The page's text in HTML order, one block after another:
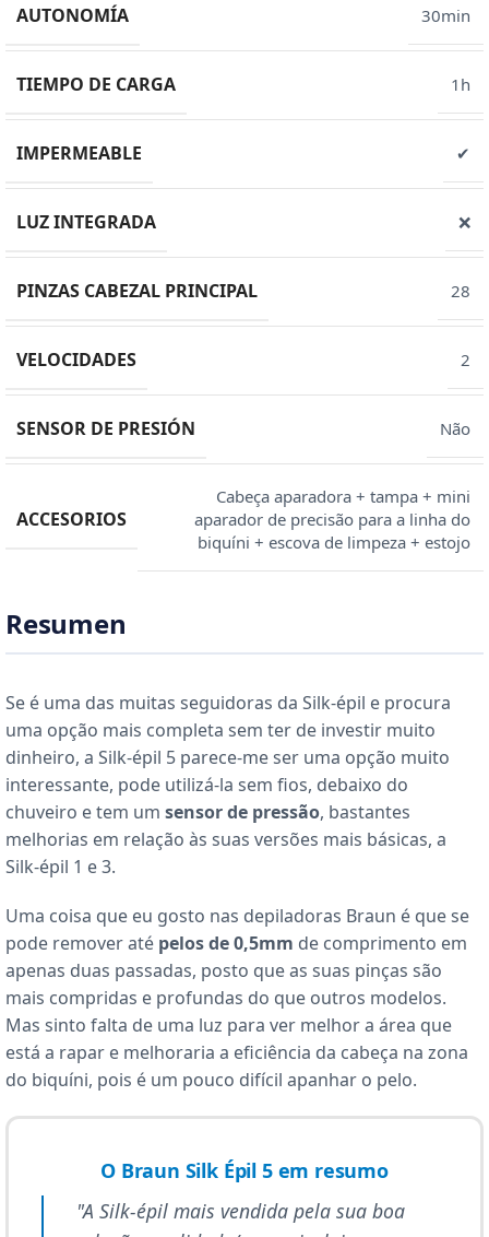
AUTONOMÍA 30min
TIEMPO DE CARGA 1h
IMPERMEABLE ✔
LUZ INTEGRADA ❌
PINZAS CABEZAL PRINCIPAL 28
VELOCIDADES 2
SENSOR DE PRESIÓN Não
ACCESORIOS
Cabeça aparadora + tampa + mini
aparador de precisão para a linha do
biquíni + escova de limpeza + estojo
Resumen
Se é uma das muitas seguidoras da Silk-épil e procura
uma opção mais completa sem ter de investir muito
dinheiro, a Silk-épil 5 parece-me ser uma opção muito
interessante, pode utilizá-la sem fios, debaixo do
chuveiro e tem um sensor de pressão, bastantes
melhorias em relação às suas versões mais básicas, a
Silk-épil 1 e 3.
Uma coisa que eu gosto nas depiladoras Braun é que se
pode remover até pelos de 0,5mm de comprimento em
apenas duas passadas, posto que as suas pinças são
mais compridas e profundas do que outros modelos.
Mas sinto falta de uma luz para ver melhor a área que
está a rapar e melhoraria a eficiência da cabeça na zona
do biquíni, pois é um pouco difícil apanhar o pelo.
O Braun Silk Épil 5 em resumo
"A Silk-épil mais vendida pela sua boa